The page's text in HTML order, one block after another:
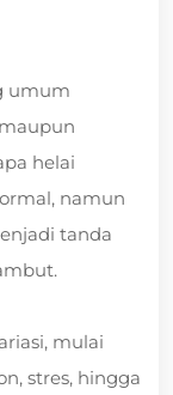
umum
helai
namun
tanda
mulai
stres, hingga